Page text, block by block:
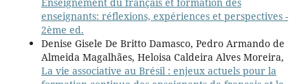
enseignants: réflexions, expériences et perspectives -
2ème ed.
Denise Gisele De Britto Damasco, Pedro Armando de
Almeida Magalhães, Heloisa Caldeira Alves Moreira,
La vie associative au Brésil : enjeux actuels pour la